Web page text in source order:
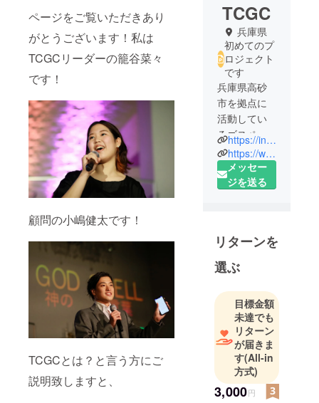
ページをご覧いただきあり
がとうございます！私は
TCGCリーダーの籠谷菜々
です！
顧問の小嶋健太です！
TCGCとは？と言う方にご
説明致しますと、
TCGC
兵庫県
初めてのプ
ロジェクト
です
兵庫県高砂
市を拠点に
活動してい
るゴスペル
チームで
す！
ホーン隊を
るチームで
す！
https://instagram.com/tcgc_official?utm_medium=copy_link
https://www.facebook.com/Tcgc-108291057173034/
メッセー
ジを送る
リターンを
選ぶ
目標金額
未達でも
リターン
が届きま
す(All-in
方式)
3,000円